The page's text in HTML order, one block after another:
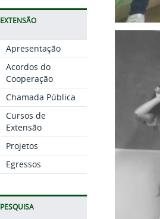
EXTENSÃO
Apresentação
Acordos do
Cooperação
Chamada Pública
Cursos de
Extensão
Projetos
Egressos
PESQUISA